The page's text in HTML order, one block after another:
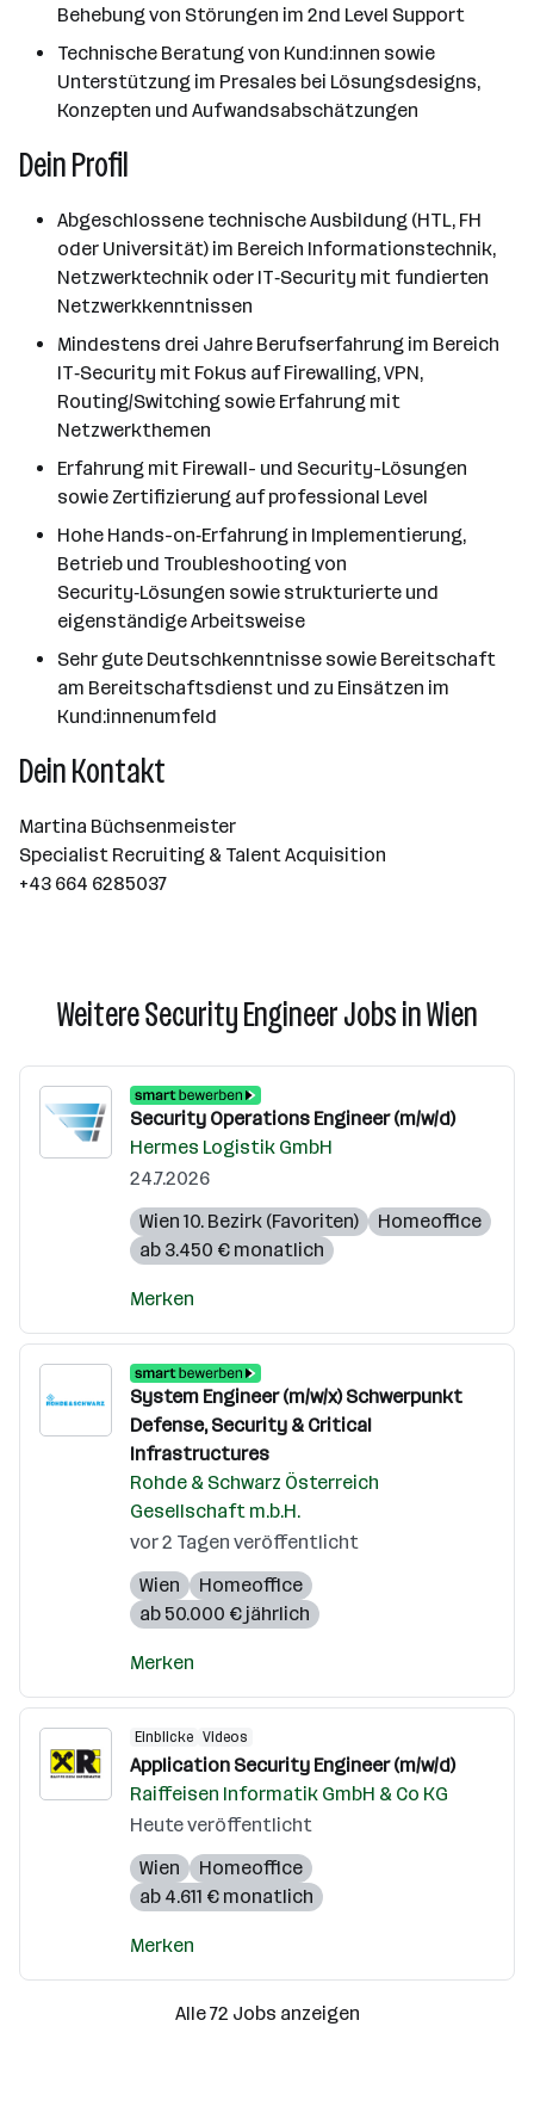
Behebung von Störungen im 2nd Level Support
Technische Beratung von Kund:innen sowie
Unterstützung im Presales bei Lösungsdesigns,
Konzepten und Aufwandsabschätzungen
Dein Profil
Abgeschlossene technische Ausbildung (HTL, FH
oder Universität) im Bereich Informationstechnik,
Netzwerktechnik oder IT‑Security mit fundierten
Netzwerkkenntnissen
Mindestens drei Jahre Berufserfahrung im Bereich
IT‑Security mit Fokus auf Firewalling, VPN,
Routing/Switching sowie Erfahrung mit
Netzwerkthemen
Erfahrung mit Firewall- und Security-Lösungen
sowie Zertifizierung auf professional Level
Hohe Hands-on‑Erfahrung in Implementierung,
Betrieb und Troubleshooting von
Security‑Lösungen sowie strukturierte und
eigenständige Arbeitsweise
Sehr gute Deutschkenntnisse sowie Bereitschaft
am Bereitschaftsdienst und zu Einsätzen im
Kund:innenumfeld
Dein Kontakt
Martina Büchsenmeister
Specialist Recruiting & Talent Acquisition
+43 664 6285037
Weitere Security Engineer Jobs in Wien
Security Operations Engineer (m/w/d)
Hermes Logistik GmbH
24.7.2026
Wien 10. Bezirk (Favoriten)
Homeoffice
ab 3.450 € monatlich
Merken
System Engineer (m/w/x) Schwerpunkt
Defense, Security & Critical
Infrastructures
Rohde & Schwarz Österreich
Gesellschaft m.b.H.
vor 2 Tagen veröffentlicht
Wien
Homeoffice
ab 50.000 € jährlich
Merken
Einblicke Videos
Application Security Engineer (m/w/d)
Raiffeisen Informatik GmbH & Co KG
Heute veröffentlicht
Wien
Homeoffice
ab 4.611 € monatlich
Merken
Alle 72 Jobs anzeigen